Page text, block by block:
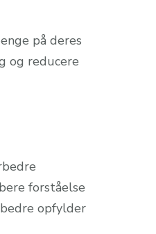
på deres
og reducere
forståelse
opfylder